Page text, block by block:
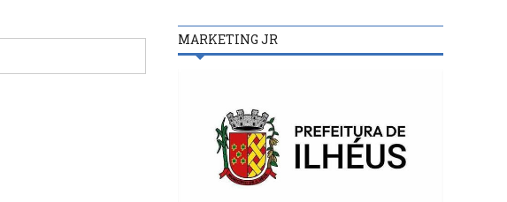
MARKETING JR